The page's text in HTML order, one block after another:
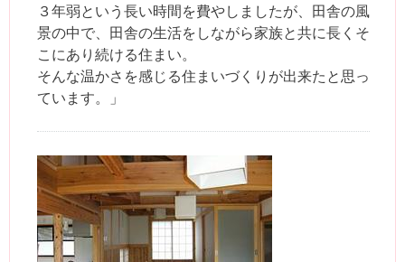
３年弱という長い時間を費やしましたが、田舎の風
景の中で、田舎の生活をしながら家族と共に長くそ
こにあり続ける住まい。
そんな温かさを感じる住まいづくりが出来たと思っ
ています。」